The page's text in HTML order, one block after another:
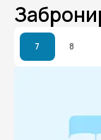
7 8